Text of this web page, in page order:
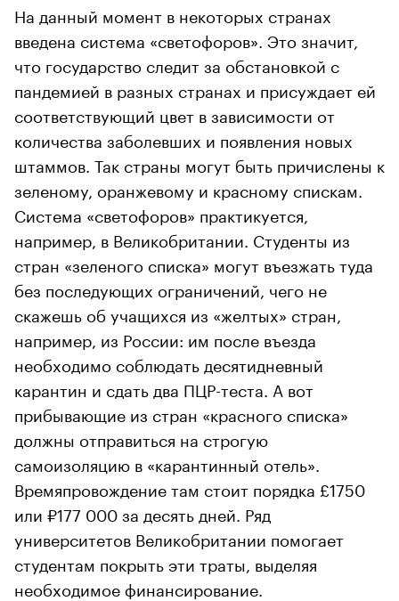
На данный момент в некоторых странах
введена система «светофоров». Это значит,
что государство следит за обстановкой с
пандемией в разных странах и присуждает ей
соответствующий цвет в зависимости от
количества заболевших и появления новых
штаммов. Так страны могут быть причислены к
зеленому, оранжевому и красному спискам.
Система «светофоров» практикуется,
например, в Великобритании. Студенты из
стран «зеленого списка» могут въезжать туда
без последующих ограничений, чего не
скажешь об учащихся из «желтых» стран,
например, из России: им после въезда
необходимо соблюдать десятидневный
карантин и сдать два ПЦР-теста. А вот
прибывающие из стран «красного списка»
должны отправиться на строгую
самоизоляцию в «карантинный отель».
Времяпровождение там стоит порядка £1750
или ₽177 000 за десять дней. Ряд
университетов Великобритании помогает
студентам покрыть эти траты, выделяя
необходимое финансирование.